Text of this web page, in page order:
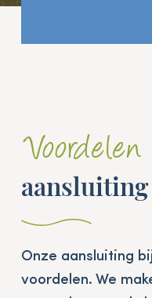
Voordelen
aansluiting
Onze aansluiting
voordelen. We